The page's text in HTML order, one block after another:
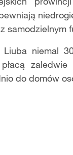
samodzielnym
niemal
płacą
do domów